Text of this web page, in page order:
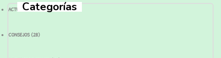
Categorías
ACTUALIDAD(28)
CONSEJOS(28)